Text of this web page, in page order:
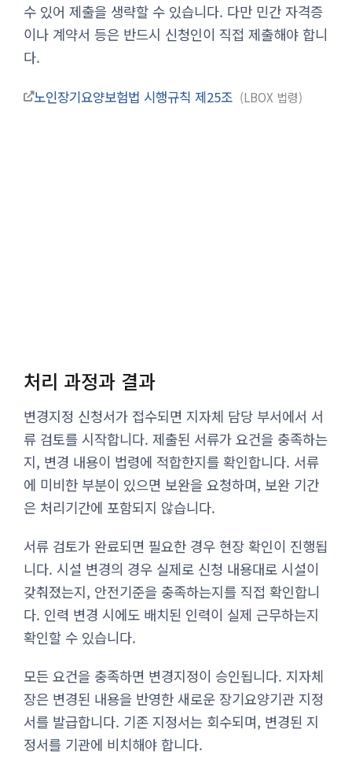
수 있어 제출을 생략할 수 있습니다. 다만 민간 자격증
이나 계약서 등은 반드시 신청인이 직접 제출해야 합니
다.
노인장기요양보험법 시행규칙 제25조 LBOX 법령
처리 과정과 결과
변경지정 신청서가 접수되면 지자체 담당 부서에서 서
류 검토를 시작합니다. 제출된 서류가 요건을 충족하는
지, 변경 내용이 법령에 적합한지를 확인합니다. 서류
에 미비한 부분이 있으면 보완을 요청하며, 보완 기간
은 처리기간에 포함되지 않습니다.
서류 검토가 완료되면 필요한 경우 현장 확인이 진행됩
니다. 시설 변경의 경우 실제로 신청 내용대로 시설이
갖춰졌는지, 안전기준을 충족하는지를 직접 확인합니
다. 인력 변경 시에도 배치된 인력이 실제 근무하는지
확인할 수 있습니다.
모든 요건을 충족하면 변경지정이 승인됩니다. 지자체
장은 변경된 내용을 반영한 새로운 장기요양기관 지정
서를 발급합니다. 기존 지정서는 회수되며, 변경된 지
정서를 기관에 비치해야 합니다.